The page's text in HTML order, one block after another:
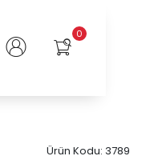
0
Ürün Kodu: 3789